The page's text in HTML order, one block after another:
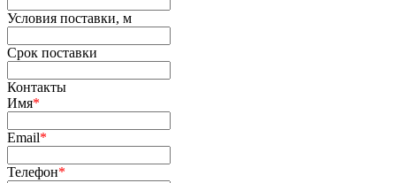
Условия поставки, м
Срок поставки
Контакты
Имя*
Email*
Телефон*